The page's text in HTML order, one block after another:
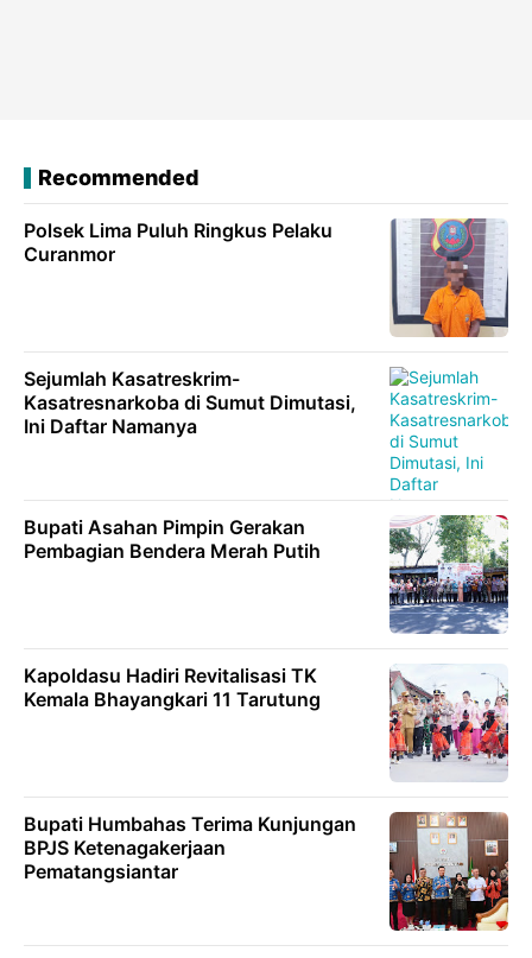
Recommended
Polsek Lima Puluh Ringkus Pelaku
Curanmor
Sejumlah Kasatreskrim-
Kasatresnarkoba di Sumut Dimutasi,
Ini Daftar Namanya
Bupati Asahan Pimpin Gerakan
Pembagian Bendera Merah Putih
Kapoldasu Hadiri Revitalisasi TK
Kemala Bhayangkari 11 Tarutung
Bupati Humbahas Terima Kunjungan
BPJS Ketenagakerjaan
Pematangsiantar